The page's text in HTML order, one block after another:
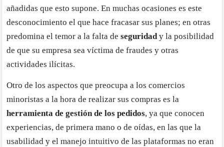
añadidas que esto supone. En muchas ocasiones es este
desconocimiento el que hace fracasar sus planes; en otras
predomina el temor a la falta de seguridady la posibilidad
de que su empresa sea víctima de fraudes y otras
actividades ilícitas.
Otro de los aspectos que preocupa a los comercios
minoristas a la hora de realizar sus compras es la
herramienta de gestión de los pedidos, ya que conocen
experiencias, de primera mano o de oídas, en las que la
usabilidad y el manejo intuitivo de las plataformas no eran